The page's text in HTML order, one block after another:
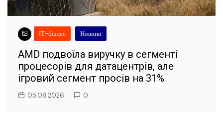
ІТ-бізнес Новини
AMD подвоїла виручку в сегменті
процесорів для датацентрів, але
ігровий сегмент просів на 31%
05.08.2026 0